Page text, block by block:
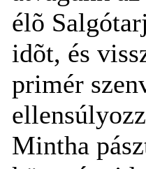
élõ
idõt, és
primér
Mintha